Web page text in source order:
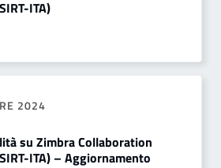
ITA)
2024
su Zimbra Collaboration
ITA) – Aggiornamento